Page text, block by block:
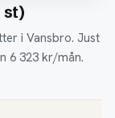
st)
i Vansbro. Just
6 323 kr/mån.